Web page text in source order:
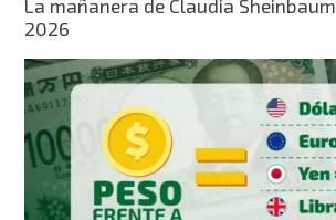
La mañanera de Claudia
2026